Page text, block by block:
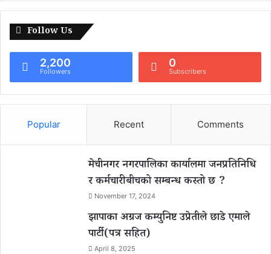
Follow Us
2,200
Followers
0
Subscribers
Popular Recent Comments
मेचीनगर नगरपालिका कार्यालमा जनप्रतिनिधि
र कर्मचारीबीचको सम्बन्ध कस्तो छ ?
November 17, 2024
झापाका अग्रज कम्युनिष्ट उप्रेतीले छाडे एमाले
पार्टी(पत्र सहित)
April 8, 2025